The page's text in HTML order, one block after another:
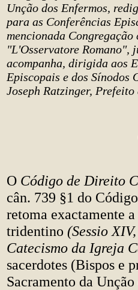
Unção dos Enfermos,
para as Conferências
mencionada
"L'Osservatore Romano",
acompanha, dirigida aos
Episcopais e dos Sínodos
Joseph Ratzinger, Prefeito
O Código de Direito
cân. 739 §1 do
retoma exactamente
tridentino (Sessio XIV,
Catecismo da Igreja
sacerdotes (Bispos e
Sacramento da